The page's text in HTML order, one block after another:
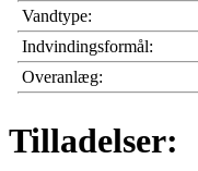
Vandtype:
Indvindingsformål:
Overanlæg:
Tilladelser: